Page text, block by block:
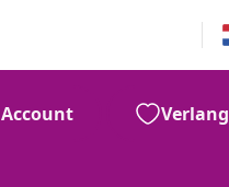
Account